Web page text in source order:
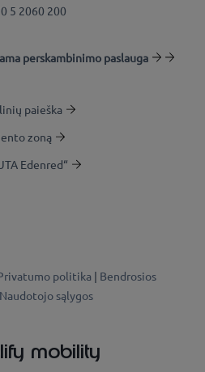
5 2060 200
perskambinimo paslauga
paieška
zoną
Edenred“
politika | Bendrosios
Naudotojo sąlygos
mobility